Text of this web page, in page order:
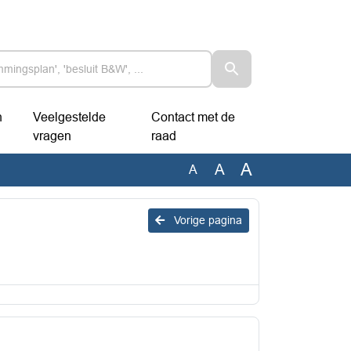
Veelgestelde
vragen
Contact met de
raad
A A A
Vorige pagina